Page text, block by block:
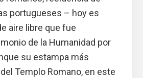
portugueses – hoy es
aire libre que fue
de la Humanidad por
su estampa más
Templo Romano, en este